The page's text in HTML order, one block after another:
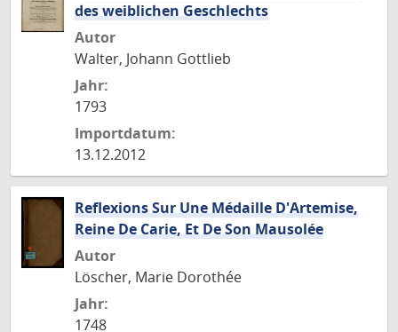
des weiblichen Geschlechts
Autor
Walter, Johann Gottlieb
Jahr:
1793
Importdatum:
13.12.2012
Reflexions Sur Une Médaille D'Artemise,
Reine De Carie, Et De Son Mausolée
Autor
Löscher, Marie Dorothée
Jahr:
1748